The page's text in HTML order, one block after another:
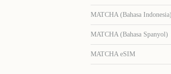
MATCHA (Bahasa Indonesia)
MATCHA (Bahasa Spanyol)
MATCHA eSIM